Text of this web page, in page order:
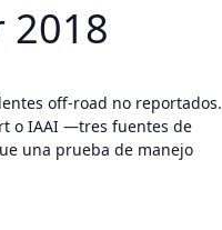
2018
off-road no reportados.
o IAAI —tres fuentes de
una prueba de manejo